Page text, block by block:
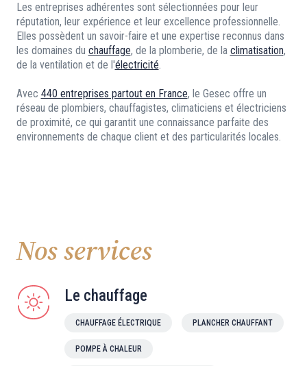
Les entreprises adhérentes sont sélectionnées pour leur
réputation, leur expérience et leur excellence professionnelle.
Elles possèdent un savoir-faire et une expertise reconnus dans
les domaines du chauffage, de la plomberie, de la climatisation,
de la ventilation et de l'électricité.
Avec 440 entreprises partout en France, le Gesec offre un
réseau de plombiers, chauffagistes, climaticiens et électriciens
de proximité, ce qui garantit une connaissance parfaite des
environnements de chaque client et des particularités locales.
Nos services
Le chauffage
CHAUFFAGE ÉLECTRIQUE PLANCHER CHAUFFANT
POMPE À CHALEUR